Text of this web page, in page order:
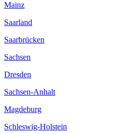
Mainz
Saarland
Saarbrücken
Sachsen
Dresden
Sachsen-Anhalt
Magdeburg
Schleswig-Holstein